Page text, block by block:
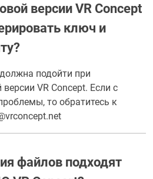
версии VR Concept
ключ и
подойти при
VR Concept. Если с
то обратитесь к
файлов подходят